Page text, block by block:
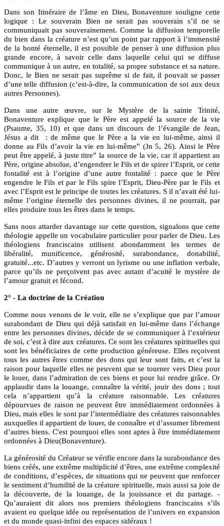
Dans son Itinéraire de l’âme en Dieu, Bonaventure souligne cette
logique : Le souverain Bien ne serait pas souverain s’il ne se
communiquait pas souverainement. Comme la diffusion temporelle
du bien dans la créature n’est qu’un point par rapport à l’immensité
de la bonté éternelle, il est possible de penser à une diffusion plus
grande encore, à savoir celle dans laquelle celui qui se diffuse
communique à un autre, en totalité, sa propre substance et sa nature.
Donc, le Bien ne serait pas suprême si de fait, il pouvait se passer
d’une telle diffusion (c’est-à-dire, la communication de soi aux deux
autres Personnes).
Dans une autre œuvre, sur le Mystère de la sainte Trinité,
Bonaventure explique que le Père est appelé la source de la vie
(Psaume, 35, 10) et que dans un discours de l’évangile de Jean,
Jésus a dit : de même que le Père a la vie en lui-même, ainsi il
donne au Fils d’avoir la vie en lui-même” (Jn 5, 26). Ainsi le Père
peut être appelé, à juste titre” la source de la vie, car il appartient au
Père, origine absolue, d’engendrer le Fils et de spirer l’Esprit, or cette
fontalité est à l’origine d’une autre fontalité : parce que le Père
engendre le Fils et par le Fils spire l’Esprit, Dieu-Père par le Fils et
avec l’Esprit est le principe de toutes les créatures. S il n’avait été lui-
même l’origine éternelle des personnes divines, il ne pourrait, par
elles produire tous les êtres dans le temps.
Sans nous attarder davantage sur cette question, signalons que cette
théologie appelle un vocabulaire particulier pour parler de Dieu. Les
théologiens franciscains utilisent abondamment les termes de
libéralité, munificence, générosité, surabondance, donabilité,
gratuité...etc. D’autres y verront un lyrisme ou une inflation verbale,
parce qu’ils ne perçoivent pas avec autant d’acuité le mystère de
l’amour gratuit et fécond.
2° - La doctrine de la Création
Comme nous venons de le voir, elle ne s’explique que par l’amour
surabondant de Dieu qui déjà satisfait en lui-même dans l’échange
entre les personnes divines, décide de se communiquer à l’extérieur
de soi, c’est à dire aux créatures. Ce sont les créatures spirituelles qui
sont les bénéficiaires de cette production généreuse. Elles reçoivent
tous les autres êtres comme des dons qui leur sont faits, et c’est la
raison pour laquelle elles ne peuvent que se tourner vers Dieu pour
le louer, dans l’admiration de ces biens et pour lui rendre grâce. Or
applaudir dans la louange, connaître la vérité, jouir des dons ; tout
cela n’appartient qu’à la créature raisonnable. Les créatures
dépourvues de raison ne peuvent être immédiatement ordonnées à
Dieu, mais elles le sont par l’intermédiaire des créatures raisonnables
auxquelles il appartient de louer, de connaître et d’assumer librement
d’autres biens. C'est pourquoi elles sont aptes à être immédiatement
ordonnées à Dieu(Bonaventure).
La générosité du Créateur se vérifie encore dans la surabondance des
biens créés, une extrême multiplicité d’êtres, une extrême complexité
de conditions, d’espèces, de situations qui ne peuvent que renforcer
le sentiment d’humilité de la créature spirituelle, mais aussi sa joie de
la découverte, de la louange, de la jouissance et du partage. -
Qu’auraient dit alors nos premiers théologiens franciscains s’ils
avaient eu quelque idée ou représentation de l’univers en expansion
et du monde quasi-infini des espaces sidéraux !